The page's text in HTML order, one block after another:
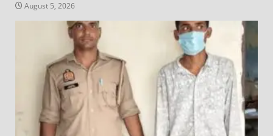
August 5, 2026